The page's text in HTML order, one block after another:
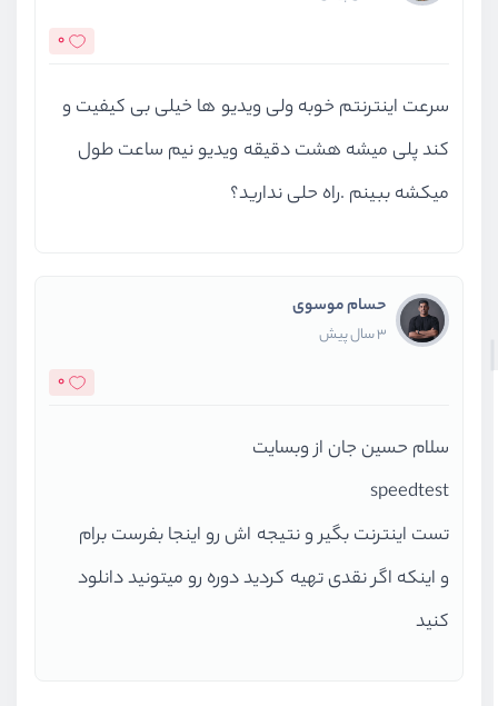
0
سرعت اینترنتم خوبه ولی ویدیو ها خیلی بی کیفیت و
کند پلی میشه هشت دقیقه ویدیو نیم ساعت طول
میکشه ببینم .راه حلی ندارید؟
حسام موسوی
3 سال پیش
0
سلام حسین جان از وبسایت
speedtest
تست اینترنت بگیر و نتیجه اش رو اینجا بفرست برام
و اینکه اگر نقدی تهیه کردید دوره رو میتونید دانلود
کنید